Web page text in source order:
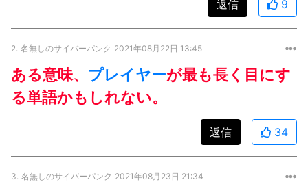
返信 9
2. 名無しのサイバーパンク 2021年08月22日 13:45
ある意味、 プレイヤーが最も長く目にす
る単語かもしれない。
返信 34
3. 名無しのサイバーパンク 2021年08月23日 21:34